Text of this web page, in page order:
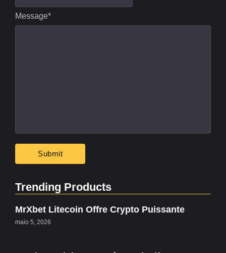
Message*
Trending Products
MrXbet Litecoin Offre Crypto Puissante
maio 5, 2026